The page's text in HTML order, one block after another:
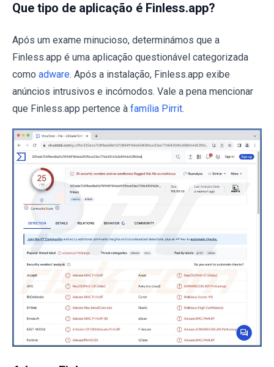
Que tipo de aplicação é Finless.app?
Após um exame minucioso, determinámos que a
Finless.app é uma aplicação questionável categorizada
como adware. Após a instalação, Finless.app exibe
anúncios intrusivos e incómodos. Vale a pena mencionar
que Finless.app pertence à família Pirrit.